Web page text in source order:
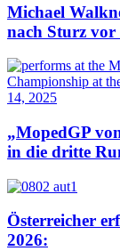
Michael
nach Sturz vor
„MopedGP
in die dritte
Österreicher
2026: